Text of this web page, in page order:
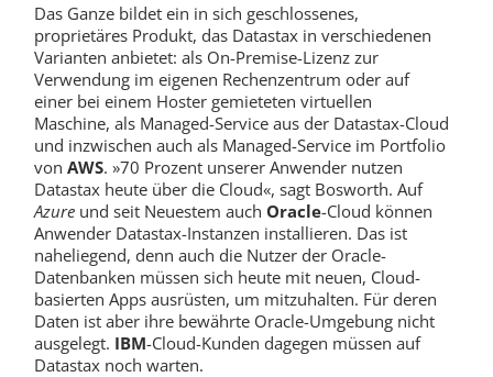
Das Ganze bildet ein in sich geschlossenes,
proprietäres Produkt, das Datastax in verschiedenen
Varianten anbietet: als On-Premise-Lizenz zur
Verwendung im eigenen Rechenzentrum oder auf
einer bei einem Hoster gemieteten virtuellen
Maschine, als Managed-Service aus der Datastax-Cloud
und inzwischen auch als Managed-Service im Portfolio
von AWS. »70 Prozent unserer Anwender nutzen
Datastax heute über die Cloud«, sagt Bosworth. Auf
Azureund seit Neuestem auch Oracle-Cloud können
Anwender Datastax-Instanzen installieren. Das ist
naheliegend, denn auch die Nutzer der Oracle-
Datenbanken müssen sich heute mit neuen, Cloud-
basierten Apps ausrüsten, um mitzuhalten. Für deren
Daten ist aber ihre bewährte Oracle-Umgebung nicht
ausgelegt. IBM-Cloud-Kunden dagegen müssen auf
Datastax noch warten.